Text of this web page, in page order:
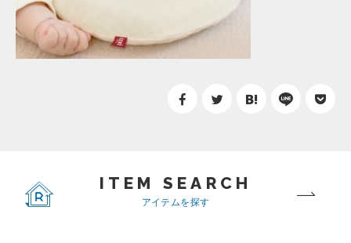
ITEM SEARCH
アイテムを探す